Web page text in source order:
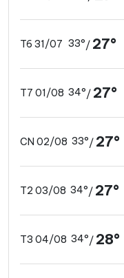
T6 31/07 33°/ 27°
T7 01/08 34°/ 27°
CN 02/08 33°/ 27°
T2 03/08 34°/ 27°
T3 04/08 34°/ 28°